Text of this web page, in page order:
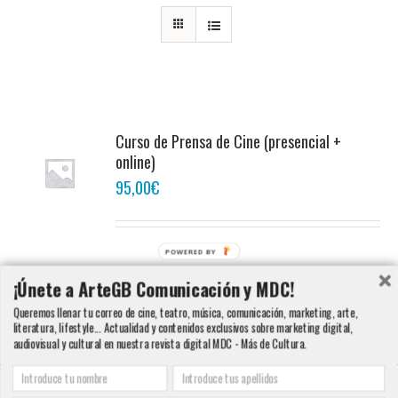
Curso de Prensa de Cine (presencial +
online)
95,00€
¡Únete a ArteGB Comunicación y MDC!
Queremos llenar tu correo de cine, teatro, música, comunicación, marketing, arte,
literatura, lifestyle... Actualidad y contenidos exclusivos sobre marketing digital,
audiovisual y cultural en nuestra revista digital MDC - Más de Cultura.
POWERED BY